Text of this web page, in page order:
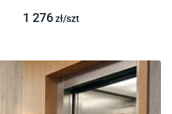
1 276zł/szt